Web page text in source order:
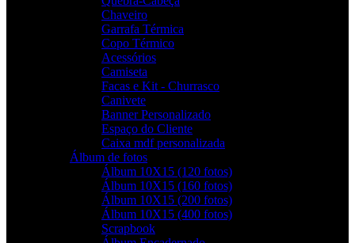
Chaveiro
Garrafa Térmica
Copo Térmico
Acessórios
Camiseta
Facas e Kit - Churrasco
Canivete
Banner Personalizado
Espaço do Cliente
Caixa mdf personalizada
Álbum de fotos
Álbum 10X15 (120 fotos)
Álbum 10X15 (160 fotos)
Álbum 10X15 (200 fotos)
Álbum 10X15 (400 fotos)
Scrapbook